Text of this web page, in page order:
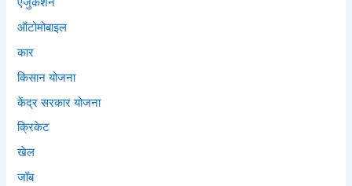
ऑटोमोबाइल
कार
किसान योजना
केंद्र सरकार योजना
क्रिकेट
खेल
जॉब